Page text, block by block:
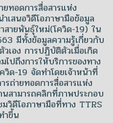
ดการสื่อสารแห่ง
เสนอวิดีโอภาษามือข้อมูล
าสายพันธุ์ใหม่(โควิด-19) ใน
มีทั้งข้อมูลความรู้เกี่ยวกับ
เอง การปฏิบัติตัวเมื่อเกิด
ไปถึงการให้บริการของทาง
วิด-19 จัดทำโดยเจ้าหน้าที่
ถ่ายทอดการสื่อสารแห่ง
สามารถคลิกที่ภาพประกอบ
มวิดีโอภาษามือที่ทาง TTRS
ำขึ้น